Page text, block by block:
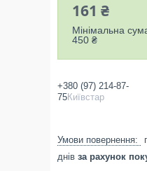
161 ₴
Мінімальна
450 ₴
+380 (97) 214-87-
75Київстар
днів за рахунок